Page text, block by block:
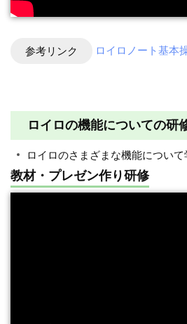
参考リンク ロイロノート基本
ロイロの機能についての研
ロイロのさまざまな機能について
教材・プレゼン作り研修